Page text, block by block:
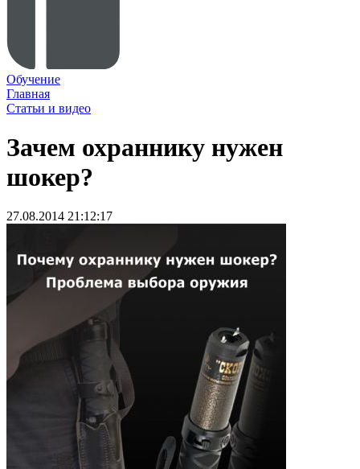
Обучение
Главная
Статьи и видео
Зачем охраннику нужен
шокер?
27.08.2014 21:12:17